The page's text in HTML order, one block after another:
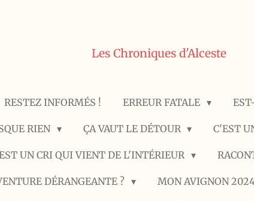
Les Chroniques d'Alceste
RESTEZ INFORMÉS ! ERREUR FATALE
RIEN ÇA VAUT LE DÉTOUR C'EST
UN CRI QUI VIENT DE L'INTÉRIEUR
DÉRANGEANTE ? MON AVIGNON